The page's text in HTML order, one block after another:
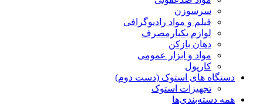
سرسوزن
فیلم و مواد رادیوگرافی
لوازم یکبارمصرف
دهان بازکن
مواد و ابزار عمومی
کارپول
دستگاه های استوک (دست دوم)
تجهیزات استوک
همه دسته‌بندی‌ها